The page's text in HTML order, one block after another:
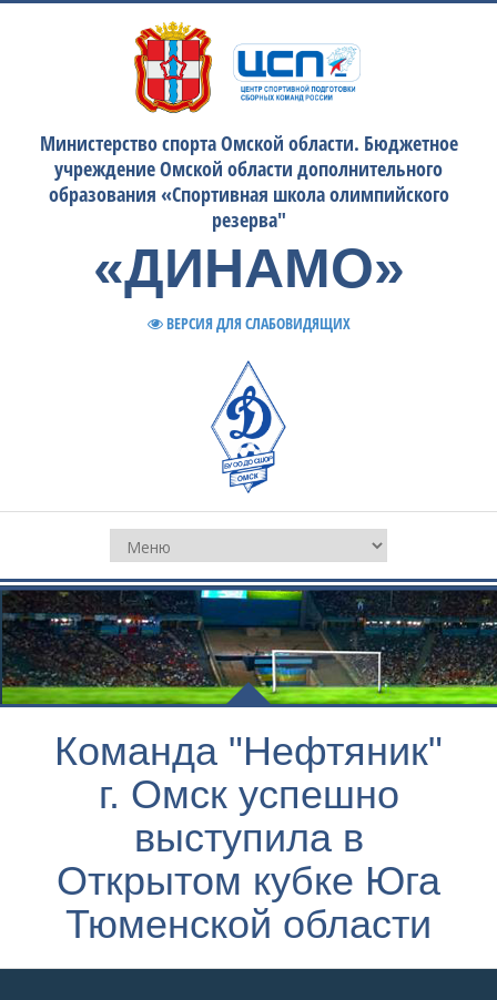
Министерство спорта Омской области. Бюджетное
учреждение Омской области дополнительного
образования «Спортивная школа олимпийского
резерва"
«ДИНАМО»
ВЕРСИЯ ДЛЯ СЛАБОВИДЯЩИХ
Команда "Нефтяник"
г. Омск успешно
выступила в
Открытом кубке Юга
Тюменской области